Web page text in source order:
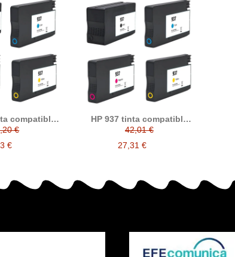
compatible
4S6W6NE,
4S6W8NE)
€
€
HP 937 tinta compatible
4S6W5NE / 4S6W2NE /
4S6W3NE / 4S6W3NE
42,01 €
27,31 €